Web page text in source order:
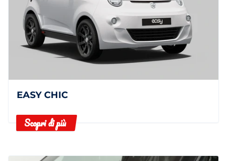
EASY CHIC
Scopri di più